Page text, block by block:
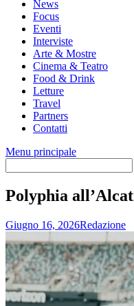
News
Focus
Eventi
Interviste
Arte & Mostre
Cinema & Teatro
Food & Drink
Letture
Travel
Partners
Contatti
Menu principale
Polyphia
Giugno 16, 2026Redazione